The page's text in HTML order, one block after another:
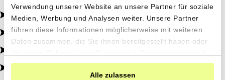
Verwendung unserer Website an unsere Partner für soziale
Medien, Werbung und Analysen weiter. Unsere Partner
führen diese Informationen möglicherweise mit weiteren
Daten zusammen, die Sie ihnen bereitgestellt haben oder
haben.
Alle zulassen
Pestizidfrei angebaut, schonend verarbeitet.
Natürliche Zutaten, echter Geschmack.
Von kleinen Höfen, direkt zu dir.
100% transparent, 0% Zusatzstoffe.